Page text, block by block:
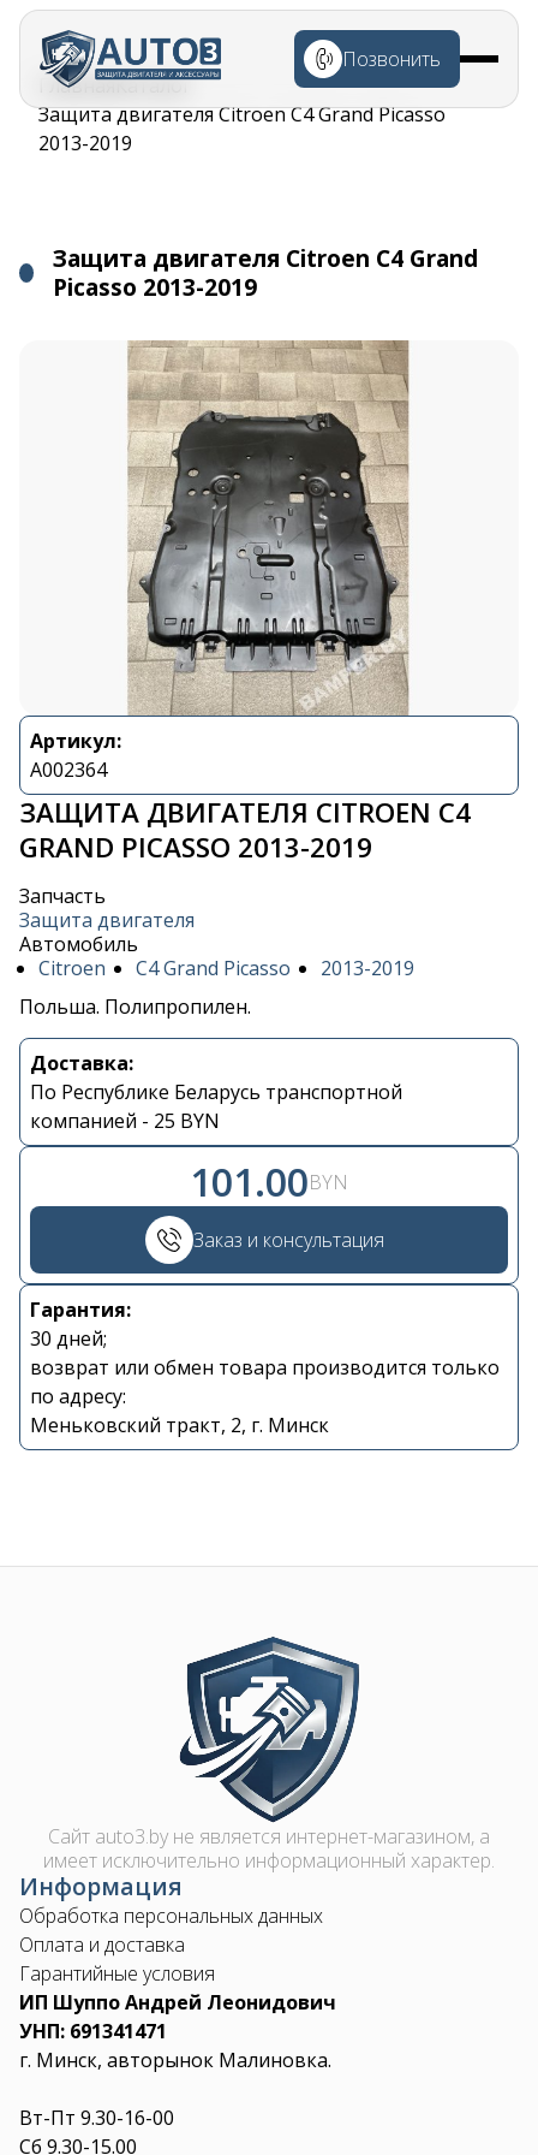
Перейти к
основному
содержанию
Позвонить
Строка
навигации
ГлавнаяКаталог
Защита двигателя Citroen C4 Grand Picasso
2013-2019
Защита двигателя Citroen C4 Grand
Picasso 2013-2019
Артикул:
A002364
ЗАЩИТА ДВИГАТЕЛЯ CITROEN C4
GRAND PICASSO 2013-2019
Запчасть
Защита двигателя
Автомобиль
Citroen
C4 Grand Picasso
2013-2019
Польша. Полипропилен.
Доставка:
По Республике Беларусь транспортной
компанией - 25 BYN
101.00BYN
Заказ и консультация
Гарантия:
30 дней;
возврат или обмен товара производится только
по адресу:
Меньковский тракт, 2, г. Минск
Контакты
+375 29 870 15 80
Viber
shupik21@bk.ru
Image
Сайт auto3.by не является интернет-магазином, а
имеет исключительно информационный характер.
Информация
Обработка персональных данных
Оплата и доставка
Гарантийные условия
ИП Шуппо Андрей Леонидович
УНП: 691341471
г. Минск, авторынок Малиновка.
Вт-Пт 9.30-16-00
Сб 9.30-15.00